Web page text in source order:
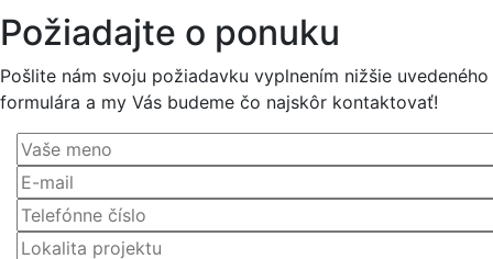
Požiadajte o ponuku
Pošlite nám svoju požiadavku vyplnením nižšie uvedeného
formulára a my Vás budeme čo najskôr kontaktovať!